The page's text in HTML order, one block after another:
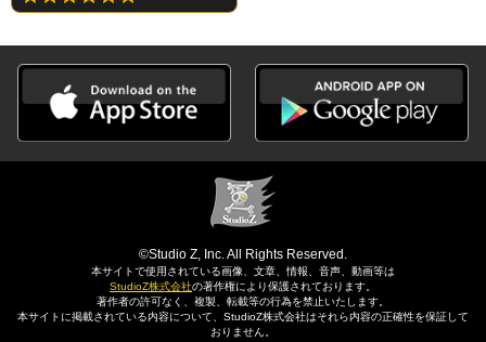
©Studio Z, Inc. All Rights Reserved.
本サイトで使用されている画像、文章、情報、音声、動画等は
StudioZ株式会社の著作権により保護されております。
著作者の許可なく、複製、転載等の行為を禁止いたします。
本サイトに掲載されている内容について、StudioZ株式会社はそれら内容の正確性を保証して
おりません。